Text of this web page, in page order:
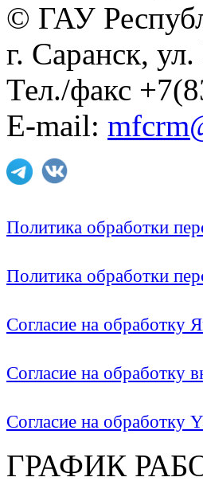
© ГАУ
г. Саранск,
Тел./факс
E-mail:
Политика обработки
Политика обработки
Согласие на обработку
Согласие на
Согласие на обработку
ГРАФИК